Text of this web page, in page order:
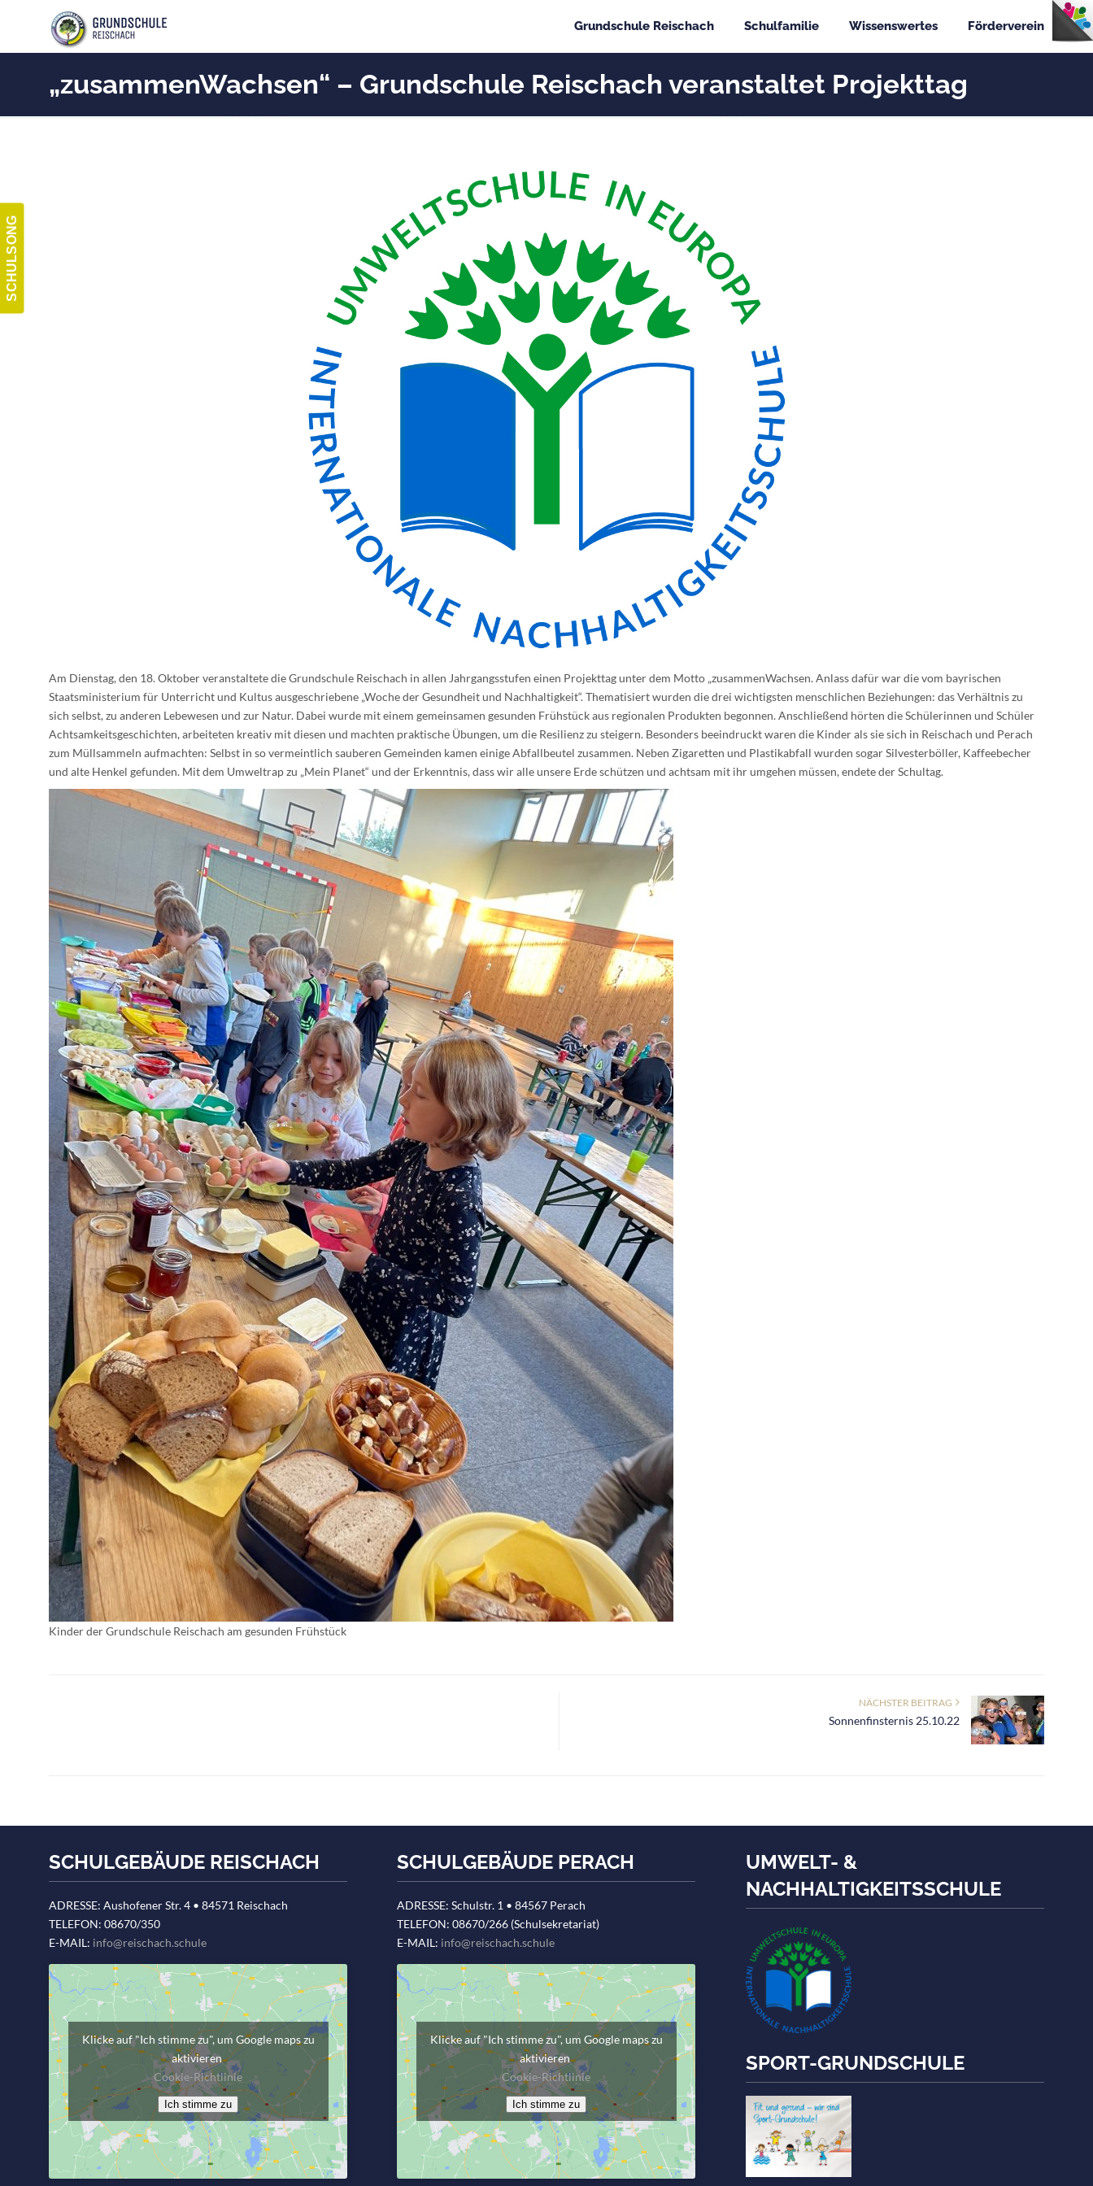
SCHULSONG
Grundschule Reischach Schulfamilie Wissenswertes Förderverein
„zusammenWachsen“ – Grundschule Reischach veranstaltet Projekttag
Am Dienstag, den 18. Oktober veranstaltete die Grundschule Reischach in allen Jahrgangsstufen einen Projekttag unter dem Motto „zusammenWachsen. Anlass dafür war die vom bayrischen
Staatsministerium für Unterricht und Kultus ausgeschriebene „Woche der Gesundheit und Nachhaltigkeit“. Thematisiert wurden die drei wichtigsten menschlichen Beziehungen: das Verhältnis zu
sich selbst, zu anderen Lebewesen und zur Natur. Dabei wurde mit einem gemeinsamen gesunden Frühstück aus regionalen Produkten begonnen. Anschließend hörten die Schülerinnen und Schüler
Achtsamkeitsgeschichten, arbeiteten kreativ mit diesen und machten praktische Übungen, um die Resilienz zu steigern. Besonders beeindruckt waren die Kinder als sie sich in Reischach und Perach
zum Müllsammeln aufmachten: Selbst in so vermeintlich sauberen Gemeinden kamen einige Abfallbeutel zusammen. Neben Zigaretten und Plastikabfall wurden sogar Silvesterböller, Kaffeebecher
und alte Henkel gefunden. Mit dem Umweltrap zu „Mein Planet“ und der Erkenntnis, dass wir alle unsere Erde schützen und achtsam mit ihr umgehen müssen, endete der Schultag.
Kinder der Grundschule Reischach am gesunden Frühstück
NÄCHSTER BEITRAG
Sonnenfinsternis 25.10.22
SCHULGEBÄUDE REISCHACH
ADRESSE: Aushofener Str. 4 • 84571 Reischach
TELEFON: 08670/350
E-MAIL: info@reischach.schule
Klicke auf "Ich stimme zu", um Google maps zu
aktivieren
Cookie-Richtlinie
Ich stimme zu
SCHULGEBÄUDE PERACH
ADRESSE: Schulstr. 1 • 84567 Perach
TELEFON: 08670/266 (Schulsekretariat)
E-MAIL: info@reischach.schule
Klicke auf "Ich stimme zu", um Google maps zu
aktivieren
Cookie-Richtlinie
Ich stimme zu
UMWELT- &
NACHHALTIGKEITSSCHULE
SPORT-GRUNDSCHULE